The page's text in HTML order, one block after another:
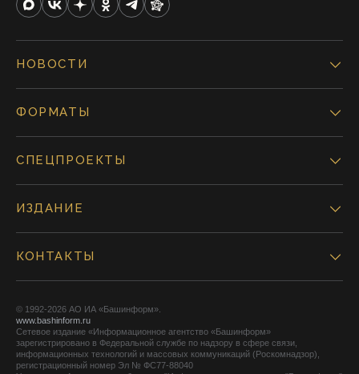
НОВОСТИ
ФОРМАТЫ
СПЕЦПРОЕКТЫ
ИЗДАНИЕ
КОНТАКТЫ
© 1992-2026 АО ИА «Башинформ».
www.bashinform.ru
Сетевое издание «Информационное агентство «Башинформ»
зарегистрировано в Федеральной службе по надзору в сфере связи,
информационных технологий и массовых коммуникаций (Роскомнадзор),
регистрационный номер Эл № ФС77-88040